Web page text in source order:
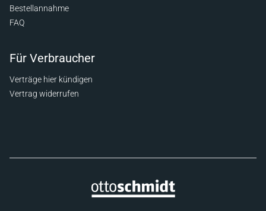
Bestellannahme
FAQ
Für Verbraucher
Verträge hier kündigen
Vertrag widerrufen